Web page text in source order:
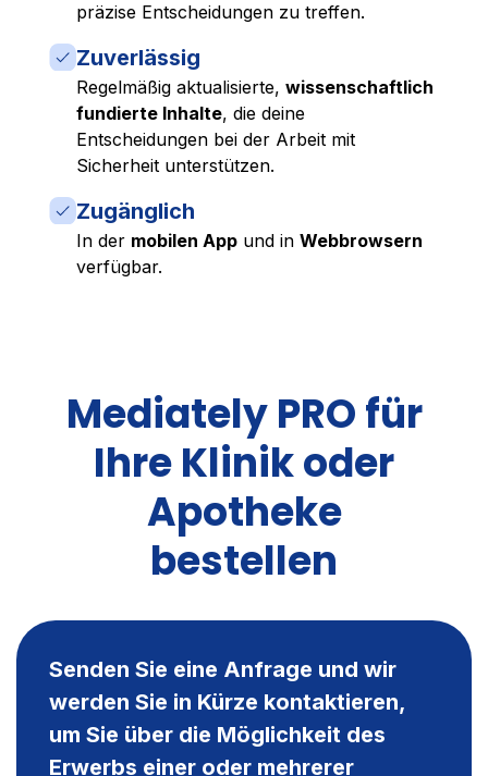
präzise Entscheidungen zu treffen.
Zuverlässig
Regelmäßig aktualisierte, wissenschaftlich
fundierte Inhalte, die deine
Entscheidungen bei der Arbeit mit
Sicherheit unterstützen.
Zugänglich
In der mobilen App und in Webbrowsern
verfügbar.
Mediately PRO für
Ihre Klinik oder
Apotheke
bestellen
Senden Sie eine Anfrage und wir
werden Sie in Kürze kontaktieren,
um Sie über die Möglichkeit des
Erwerbs einer oder mehrerer